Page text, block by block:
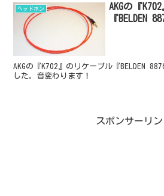
ヘッドホン
AKGの『
『BELDEN
AKGの『K702』のリケーブル『BELDEN
した。音変わります！
スポンサーリン